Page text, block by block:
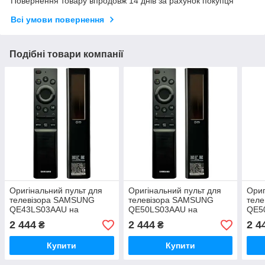
Всі умови повернення
Подібні товари компанії
Оригінальний пульт для
телевізора SAMSUNG
QE43LS03AAU на
сонячних батарейках
2 444 ₴
Купити
Оригінальний пульт для
телевізора SAMSUNG
QE50LS03AAU на
сонячних батарейках
2 444₴
Купити
2